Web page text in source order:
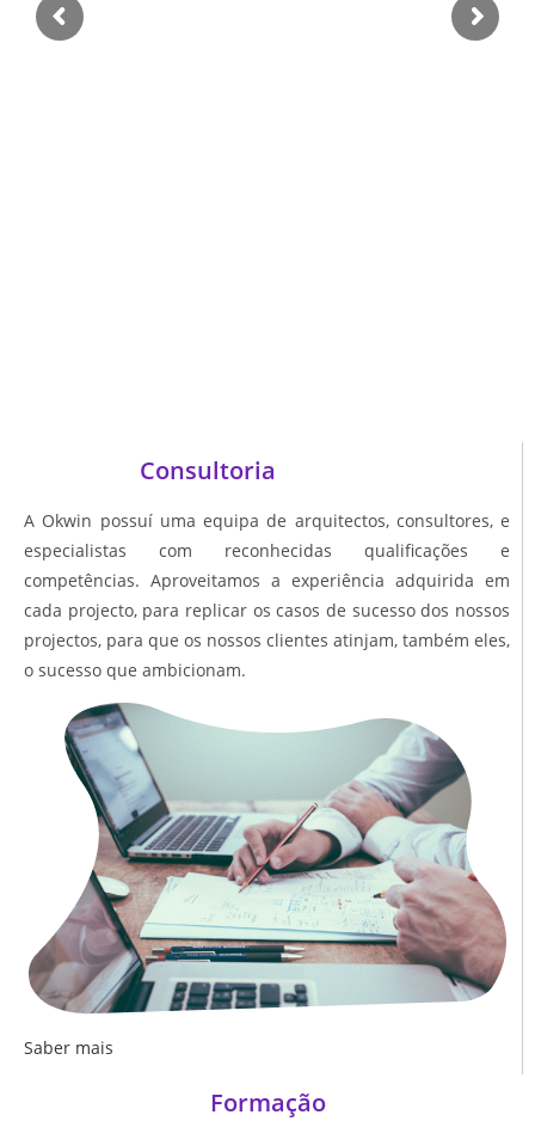
Consultoria
A Okwin possuí uma equipa de arquitectos, consultores, e
especialistas com reconhecidas qualificações e
competências. Aproveitamos a experiência adquirida em
cada projecto, para replicar os casos de sucesso dos nossos
projectos, para que os nossos clientes atinjam, também eles,
o sucesso que ambicionam.
Saber mais
Formação